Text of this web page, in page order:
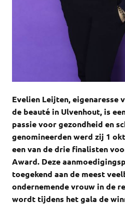
Evelien Leijten, eigenaresse
de beauté in Ulvenhout, is
passie voor gezondheid en
genomineerden werd zij 1
een van de drie finalisten
Award. Deze
toegekend aan de meest
ondernemende vrouw in de
wordt tijdens het gala de